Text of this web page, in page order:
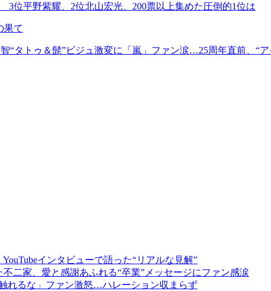
3位平野紫耀、2位北山宏光、200票以上集めた圧倒的1位は
果て
“タトゥ＆髭”ビジュ激変に「嵐」ファン涙…25周年直前、“
インタビューで語った“リアルな見解”
二家、愛と感謝あふれる“卒業”メッセージにファン感涙
れるな」ファン激怒…ハレーション収まらず